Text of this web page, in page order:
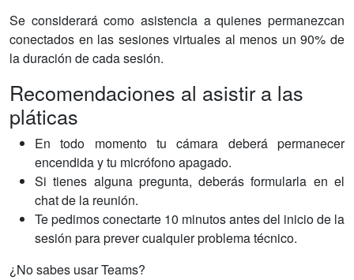
Se considerará como asistencia a quienes permanezcan
conectados en las sesiones virtuales al menos un 90% de
la duración de cada sesión.
Recomendaciones al asistir a las
pláticas
En todo momento tu cámara deberá permanecer
encendida y tu micrófono apagado.
Si tienes alguna pregunta, deberás formularla en el
chat de la reunión.
Te pedimos conectarte 10 minutos antes del inicio de la
sesión para prever cualquier problema técnico.
¿No sabes usar Teams?